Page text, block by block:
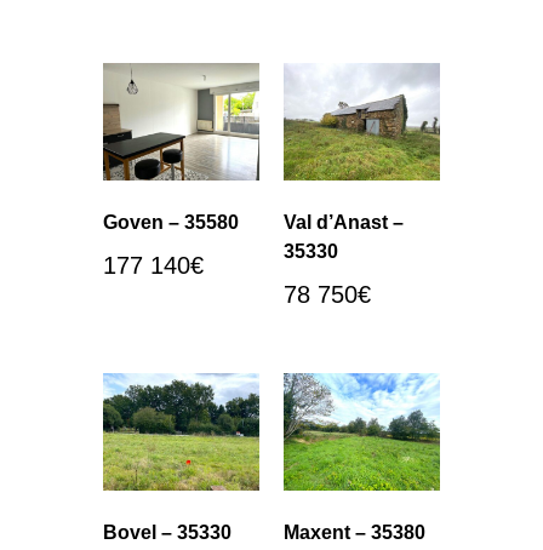
Goven – 35580
177 140€
Val d’Anast –
35330
78 750€
Bovel – 35330 Maxent – 35380